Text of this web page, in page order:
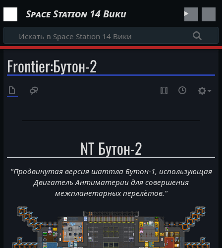
Space Station 14 Вики
Frontier:Бутон-2
NT Бутон-2
"Продвинутая версия шаттла Бутон-1, использующая
Двигатель Антиматерии для совершения
межпланетарных перелётов."